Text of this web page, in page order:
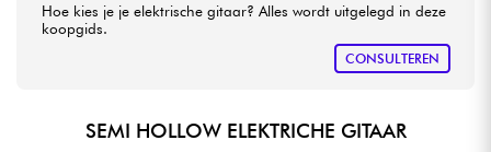
Hoe kies je je elektrische gitaar? Alles wordt uitgelegd in deze
koopgids.
CONSULTEREN
SEMI HOLLOW ELEKTRICHE GITAAR